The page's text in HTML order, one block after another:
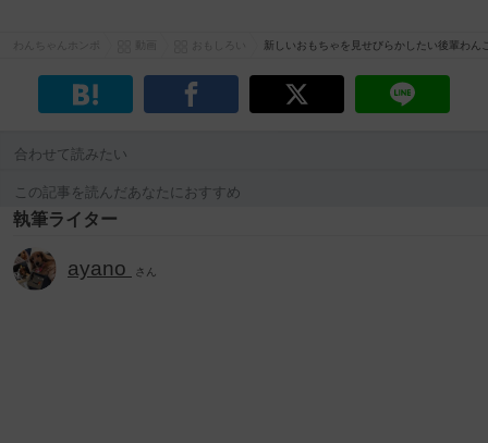
おもしろい 新しいおもちゃを見せびらかしたい後輩わ
合わせて読みたい
この記事を読んだあなたにおすすめ
執筆ライター
ayano さん